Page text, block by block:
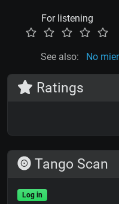
For listening
See also: No
Ratings
Tango Scan
Log in